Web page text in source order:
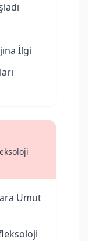
İlgi
Umut